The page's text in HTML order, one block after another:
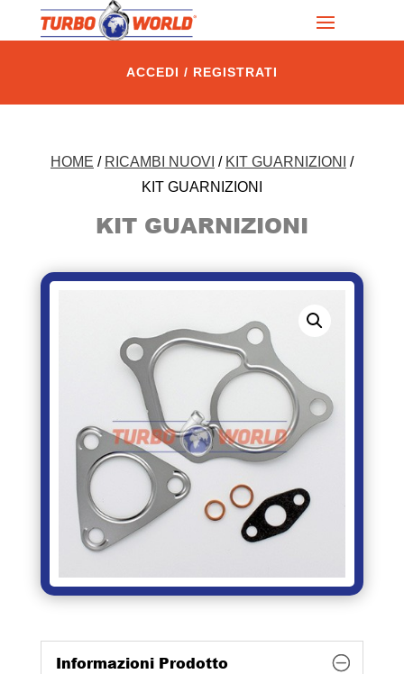
ACCEDI / REGISTRATI
HOME / RICAMBI NUOVI / KIT GUARNIZIONI
/
KIT GUARNIZIONI
KIT GUARNIZIONI
Informazioni Prodotto